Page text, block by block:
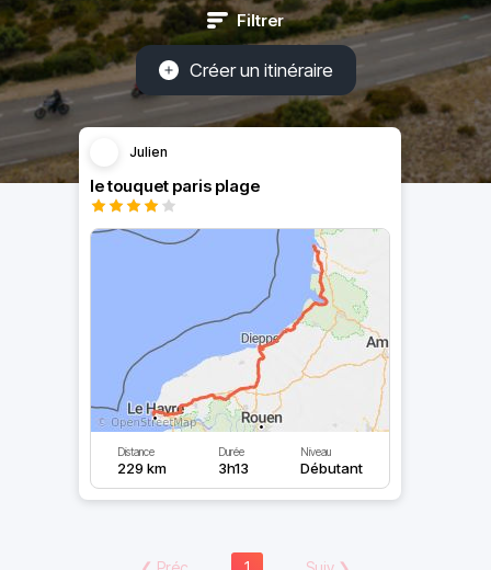
Filtrer
Créer un itinéraire
Julien
le touquet paris plage
Distance
229 km
Durée
3h13
Niveau
Débutant